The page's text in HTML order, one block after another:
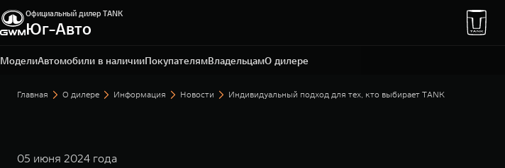
Официальный дилер TANK
Юг-Авто
МоделиАвтомобили в наличииПокупателямВладельцамО дилере
Краснодар, ул. Краснодарская, д. 3
+7 (861) 203-29-29
Главная О дилере Информация Новости Индивидуальный подход для тех, кто выбирает TANK
05 июня 2024 года